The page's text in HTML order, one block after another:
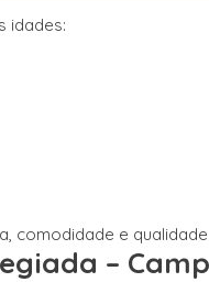
idades:
comodidade e
–